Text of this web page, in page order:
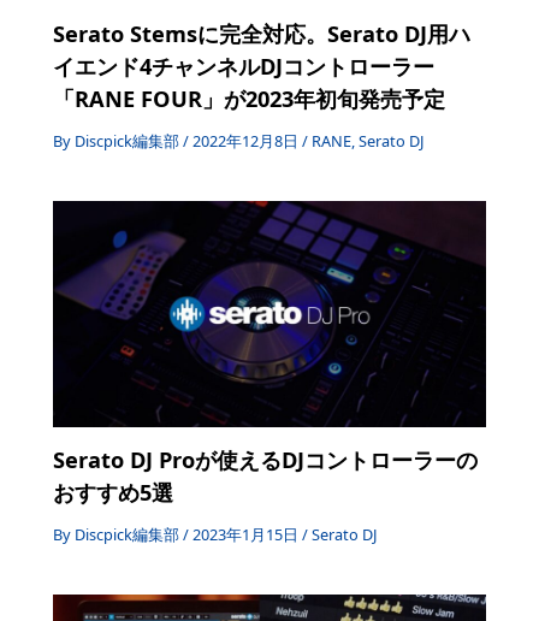
Serato Stemsに完全対応。Serato DJ用ハ
イエンド4チャンネルDJコントローラー
「RANE FOUR」が2023年初旬発売予定
By Discpick編集部/2022年12月8日/ RANE,Serato DJ
Serato DJ Proが使えるDJコントローラーの
おすすめ5選
By Discpick編集部/2023年1月15日/Serato DJ